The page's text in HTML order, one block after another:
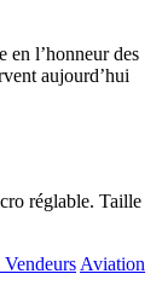
en l’honneur des
aujourd’hui
réglable. Taille
Aviation